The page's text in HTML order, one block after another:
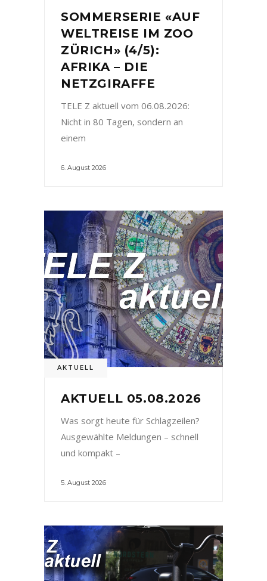
SOMMERSERIE «AUF
WELTREISE IM ZOO
ZÜRICH» (4/5):
AFRIKA – DIE
NETZGIRAFFE
TELE Z aktuell vom 06.08.2026:
Nicht in 80 Tagen, sondern an
einem
6. August 2026
AKTUELL
AKTUELL 05.08.2026
Was sorgt heute für Schlagzeilen?
Ausgewählte Meldungen – schnell
und kompakt –
5. August 2026